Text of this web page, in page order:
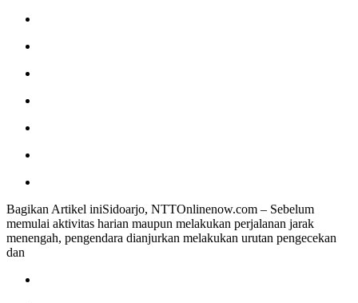
Bagikan Artikel iniSidoarjo, NTTOnlinenow.com – Sebelum
memulai aktivitas harian maupun melakukan perjalanan jarak
menengah, pengendara dianjurkan melakukan urutan pengecekan
dan